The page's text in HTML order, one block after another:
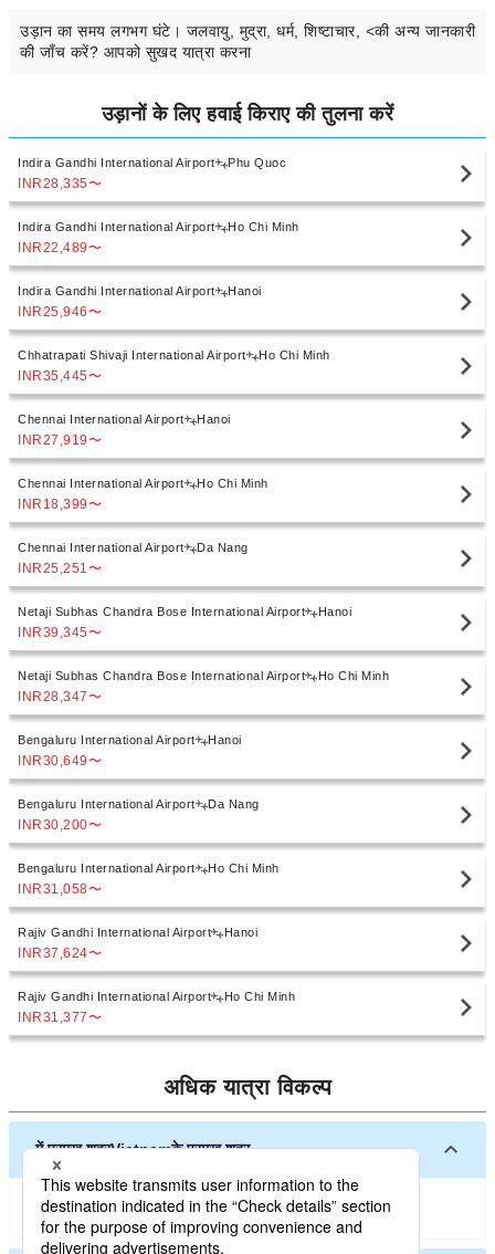
उड़ान का समय लगभग घंटे। जलवायु, मुद्रा, धर्म, शिष्टाचार, <की अन्य जानकारी
की जाँच करें? आपको सुखद यात्रा करना
उड़ानों के लिए हवाई किराए की तुलना करें
Indira Gandhi International Airport Phu Quoc
INR28,335〜
Indira Gandhi International Airport Ho Chi Minh
INR22,489〜
Indira Gandhi International Airport Hanoi
INR25,946〜
Chhatrapati Shivaji International Airport Ho Chi Minh
INR35,445〜
Chennai International Airport Hanoi
INR27,919〜
Chennai International Airport Ho Chi Minh
INR18,399〜
Chennai International Airport Da Nang
INR25,251 〜
Netaji Subhas Chandra Bose International Airport Hanoi
INR39,345〜
Netaji Subhas Chandra Bose International Airport Ho Chi Minh
INR28,347〜
Bengaluru International Airport Hanoi
INR30,649〜
Bengaluru International Airport Da Nang
INR30,200〜
Bengaluru International Airport Ho Chi Minh
INR31,058〜
Rajiv Gandhi International Airport Hanoi
INR37,624〜
Rajiv Gandhi International Airport Ho Chi Minh
INR31,377〜
अधिक यात्रा विकल्प
में प्रमुख शहरVietnamके प्रमुख शहर
HanoiHo Chi MinhDa NangCam Ranh